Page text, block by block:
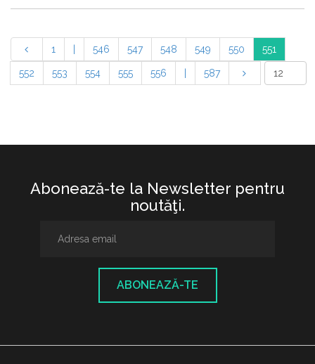
1 546 547 548 549 550 551
552 553 554 555 556 587
Abonează-te la Newsletter pentru
noutăţi.
ABONEAZĂ-TE